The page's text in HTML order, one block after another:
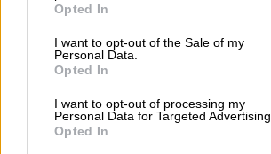
Opted In
I want to opt-out of the Sale of my
Personal Data.
Opted In
I want to opt-out of processing my
Personal Data for Targeted Advertising.
Opted In